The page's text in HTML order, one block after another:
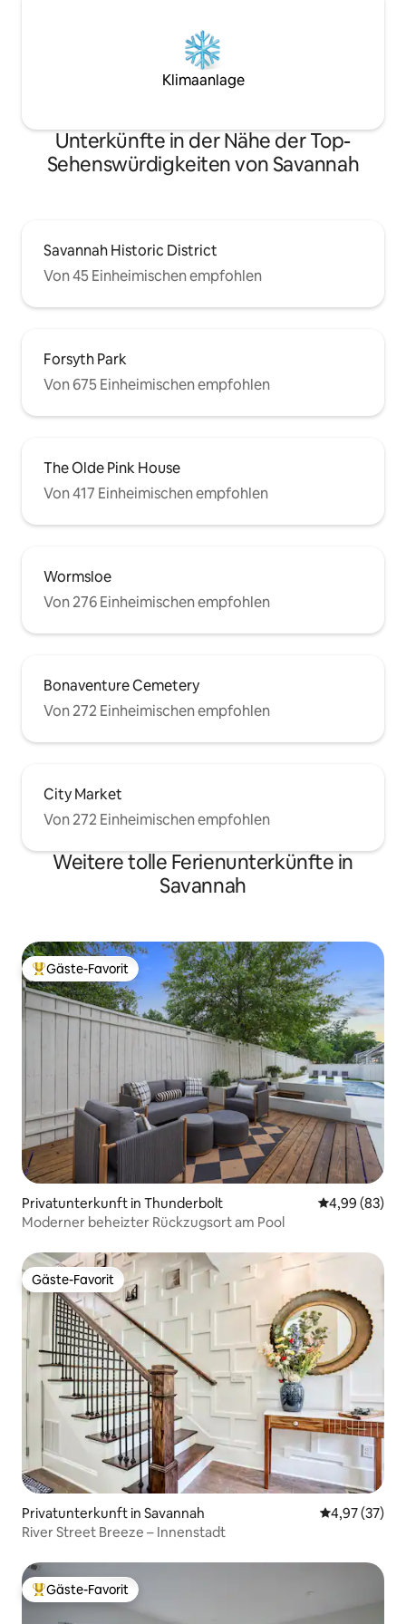
Klimaanlage
Unterkünfte in der Nähe der Top-
Sehenswürdigkeiten von Savannah
Savannah Historic District
Von 45 Einheimischen empfohlen
Forsyth Park
Von 675 Einheimischen empfohlen
The Olde Pink House
Von 417 Einheimischen empfohlen
Wormsloe
Von 276 Einheimischen empfohlen
Bonaventure Cemetery
Von 272 Einheimischen empfohlen
City Market
Von 272 Einheimischen empfohlen
Weitere tolle Ferienunterkünfte in
Savannah
Beliebter Gäste-Favorit.
Gäste-Favorit
Privatunterkunft in Thunderbolt
4,99 (83)
Moderner beheizter Rückzugsort am Pool
Gäste-Favorit
Gäste-Favorit
Privatunterkunft in Savannah
4,97 (37)
River Street Breeze – Innenstadt
Beliebter Gäste-Favorit.
Gäste-Favorit